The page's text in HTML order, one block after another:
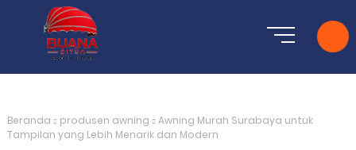
Beranda produsen awning
Awning Murah Surabaya untuk
Tampilan yang Lebih Menarik dan Modern